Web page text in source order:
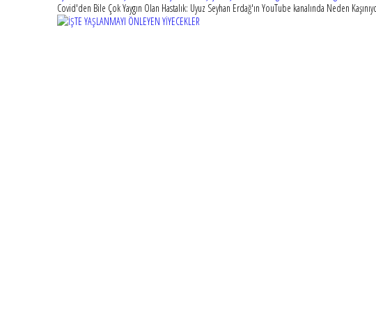
Covid'den Bile Çok Yaygın Olan Hastalık: Uyuz Seyhan Erdağ'ın YouTube kanalında Neden